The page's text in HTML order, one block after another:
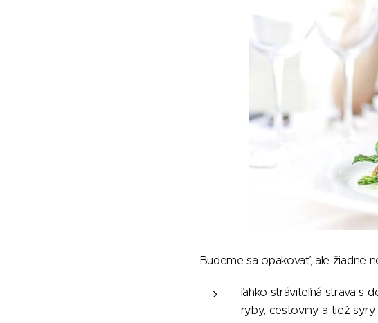
Budeme sa opakovať, ale žiadne
ľahko stráviteľná strava s
ryby, cestoviny a tiež